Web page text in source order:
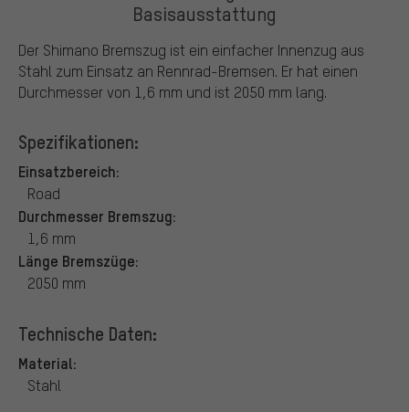
Basisausstattung
Der Shimano Bremszug ist ein einfacher Innenzug aus
Stahl zum Einsatz an Rennrad-Bremsen. Er hat einen
Durchmesser von 1,6 mm und ist 2050 mm lang.
Spezifikationen:
Einsatzbereich:
Road
Durchmesser Bremszug:
1,6 mm
Länge Bremszüge:
2050 mm
Technische Daten:
Material:
Stahl